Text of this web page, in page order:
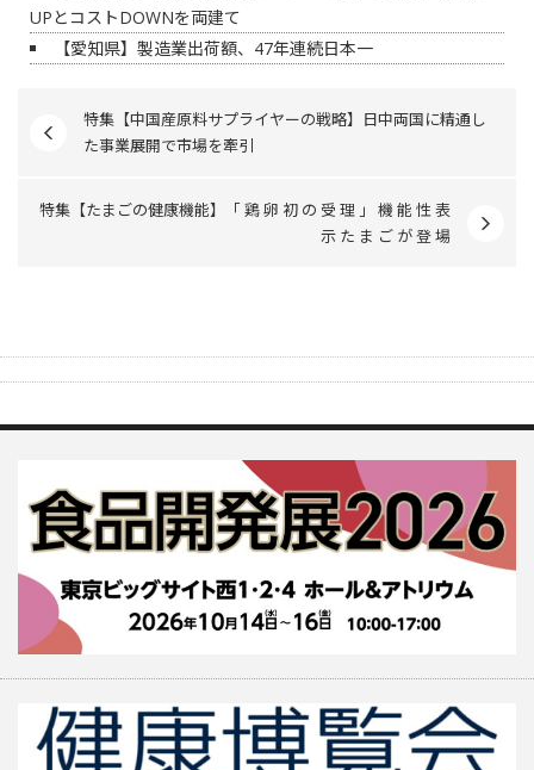
UPとコストDOWNを両建て
【愛知県】製造業出荷額、47年連続日本一
特集【中国産原料サプライヤーの戦略】日中両国に精通し
た事業展開で市場を牽引
特集【たまごの健康機能】「 鶏 卵 初 の 受 理 」 機 能 性 表
示 た ま ご が 登 場